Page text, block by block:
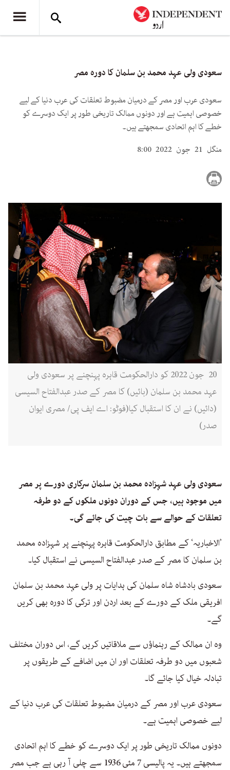
سعودی ولی عہد محمد بن سلمان کا دورہ مصر
سعودی عرب اور مصر کے درمیان مضبوط تعلقات کی عرب دنیا کے لیے
خصوصی اہمیت ہے اور دونوں ممالک تاریخی طور پر ایک دوسرے کو
خطے کا اہم اتحادی سمجھتے ہیں۔
منگل 21 جون 2022 8:00
20 جون 2022 کو دارالحکومت قاہرہ پہنچنے پر سعودی ولی
عہد محمد بن سلمان (بائیں) کا مصر کے صدر عبدالفتاح السیسی
(دائیں) نے ان کا استقبال کیا(فوٹو: اے ایف پی/ مصری ایوان
صدر)
سعودی ولی عہد شہزادہ محمد بن سلمان سرکاری دورے پر مصر
میں موجود ہیں، جس کے دوران دونوں ملکوں کے دو طرفہ
تعلقات کے حوالے سے بات چیت کی جائے گی۔
’الاخباریہ‘ کے مطابق دارالحکومت قاہرہ پہنچنے پر شہزادہ محمد
بن سلمان کا مصر کے صدر عبدالفتاح السیسی نے استقبال کیا۔
سعودی بادشاہ شاہ سلمان کی ہدایات پر ولی عہد محمد بن سلمان
افریقی ملک کے دورے کے بعد اردن اور ترکی کا دورہ بھی کریں
گے۔
وہ ان ممالک کے رہنماؤں سے ملاقاتیں کریں گے، اس دوران مختلف
شعبوں میں دو طرفہ تعلقات اور ان میں اضافے کے طریقوں پر
تبادلہ خیال کیا جائے گا۔
سعودی عرب اور مصر کے درمیان مضبوط تعلقات کی عرب دنیا کے
لیے خصوصی اہمیت ہے۔
دونوں ممالک تاریخی طور پر ایک دوسرے کو خطے کا اہم اتحادی
سمجھتے ہیں۔ یہ پالیسی 7 مئی 1936 سے چلی آ رہی ہے جب مصر